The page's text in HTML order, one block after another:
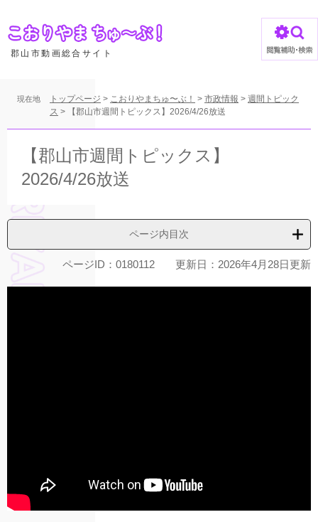
ジ
。
郡山市動画総合サイト
現在地 トップページ > こおりやまちゅ〜ぶ！ > 市政情報 > 週間トピック
ス > 【郡山市週間トピックス】2026/4/26放送
【郡山市週間トピックス】
2026/4/26放送
ページ内目次
ページID：0180112 更新日：2026年4月28日更新